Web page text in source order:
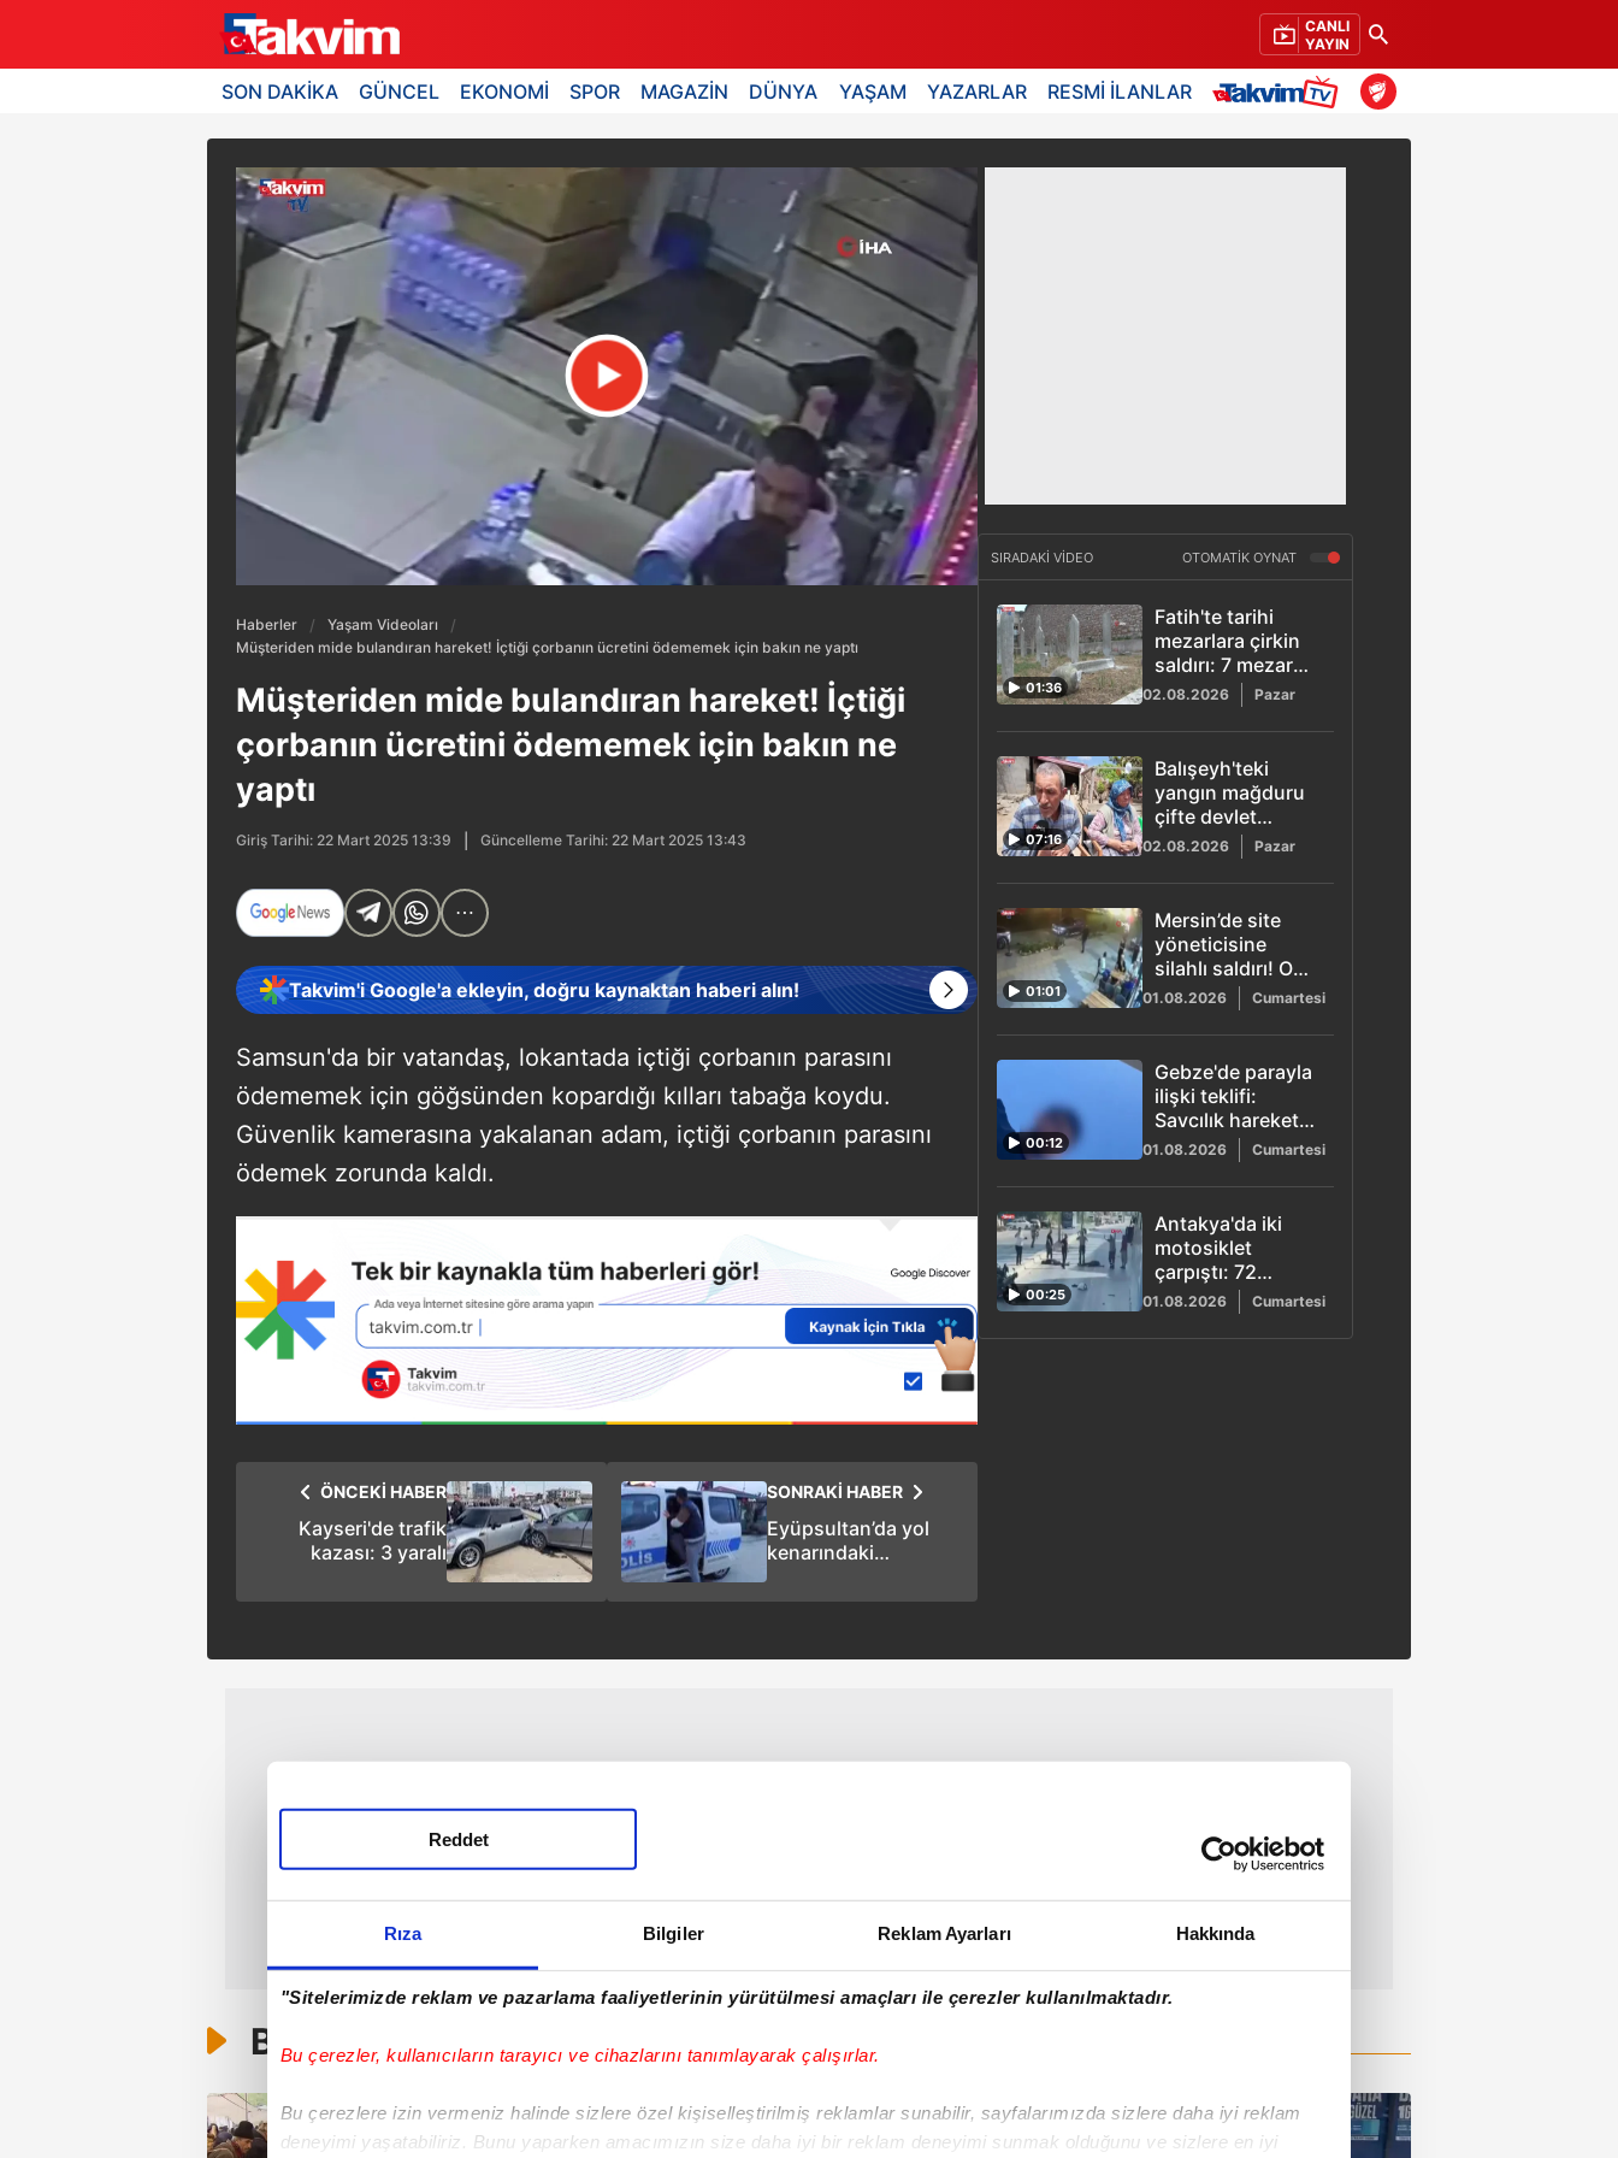
Rıza Bilgiler Reklam Ayarları Hakkında
"Sitelerimizde reklam ve pazarlama faaliyetlerinin yürütülmesi amaçları ile çerezler kullanılmaktadır.
Bu çerezler, kullanıcıların tarayıcı ve cihazlarını tanımlayarak çalışırlar.
Bu çerezlere izin vermeniz halinde sizlere özel kişiselleştirilmiş reklamlar sunabilir, sayfalarımızda sizlere daha iyi reklam
deneyimi yaşatabiliriz. Bunu yaparken amacımızın size daha iyi bir reklam deneyimi sunmak olduğunu ve sizlere en iyi
Reddet
CANLI
YAYIN
SON DAKİKA GÜNCEL EKONOMİ SPOR MAGAZİN DÜNYA YAŞAM YAZARLAR RESMİ İLANLAR
Haberler
Yaşam Videoları
Müşteriden mide bulandıran hareket! İçtiği çorbanın ücretini ödememek için bakın ne yaptı
Müşteriden mide bulandıran hareket! İçtiği
çorbanın ücretini ödememek için bakın ne
yaptı
Giriş Tarihi: 22 Mart 2025 13:39 Güncelleme Tarihi: 22 Mart 2025 13:43
Takvim'i Google'a ekleyin, doğru kaynaktan haberi alın!
Samsun'da bir vatandaş, lokantada içtiği çorbanın parasını
ödememek için göğsünden kopardığı kılları tabağa koydu.
Güvenlik kamerasına yakalanan adam, içtiği çorbanın parasını
ödemek zorunda kaldı.
SONRAKİ HABER
Eyüpsultan’da yol
kenarındaki
kaçan sanık hakim
ÖNCEKİ HABER
Kayseri'de trafik
kazası: 3 yaralı
SIRADAKİ VİDEO OTOMATİK OYNAT
01:36
Fatih'te tarihi
mezarlara çirkin
saldırı: 7 mezar
taşını kırarak kaçtı
02.08.2026 Pazar
07:16
Balışeyh'teki
yangın mağduru
çifte devlet
şefkati
02.08.2026 Pazar
01:01
Mersin’de site
yöneticisine
silahlı saldırı! O
anlar kamerada
01.08.2026 Cumartesi
00:12
Gebze'de parayla
ilişki teklifi:
Savcılık harekete
geçti
01.08.2026 Cumartesi
00:25
Antakya'da iki
motosiklet
çarpıştı: 72
yaşındaki sürücü
yaşamını yitirdi
01.08.2026 Cumartesi
Bunlar da Var